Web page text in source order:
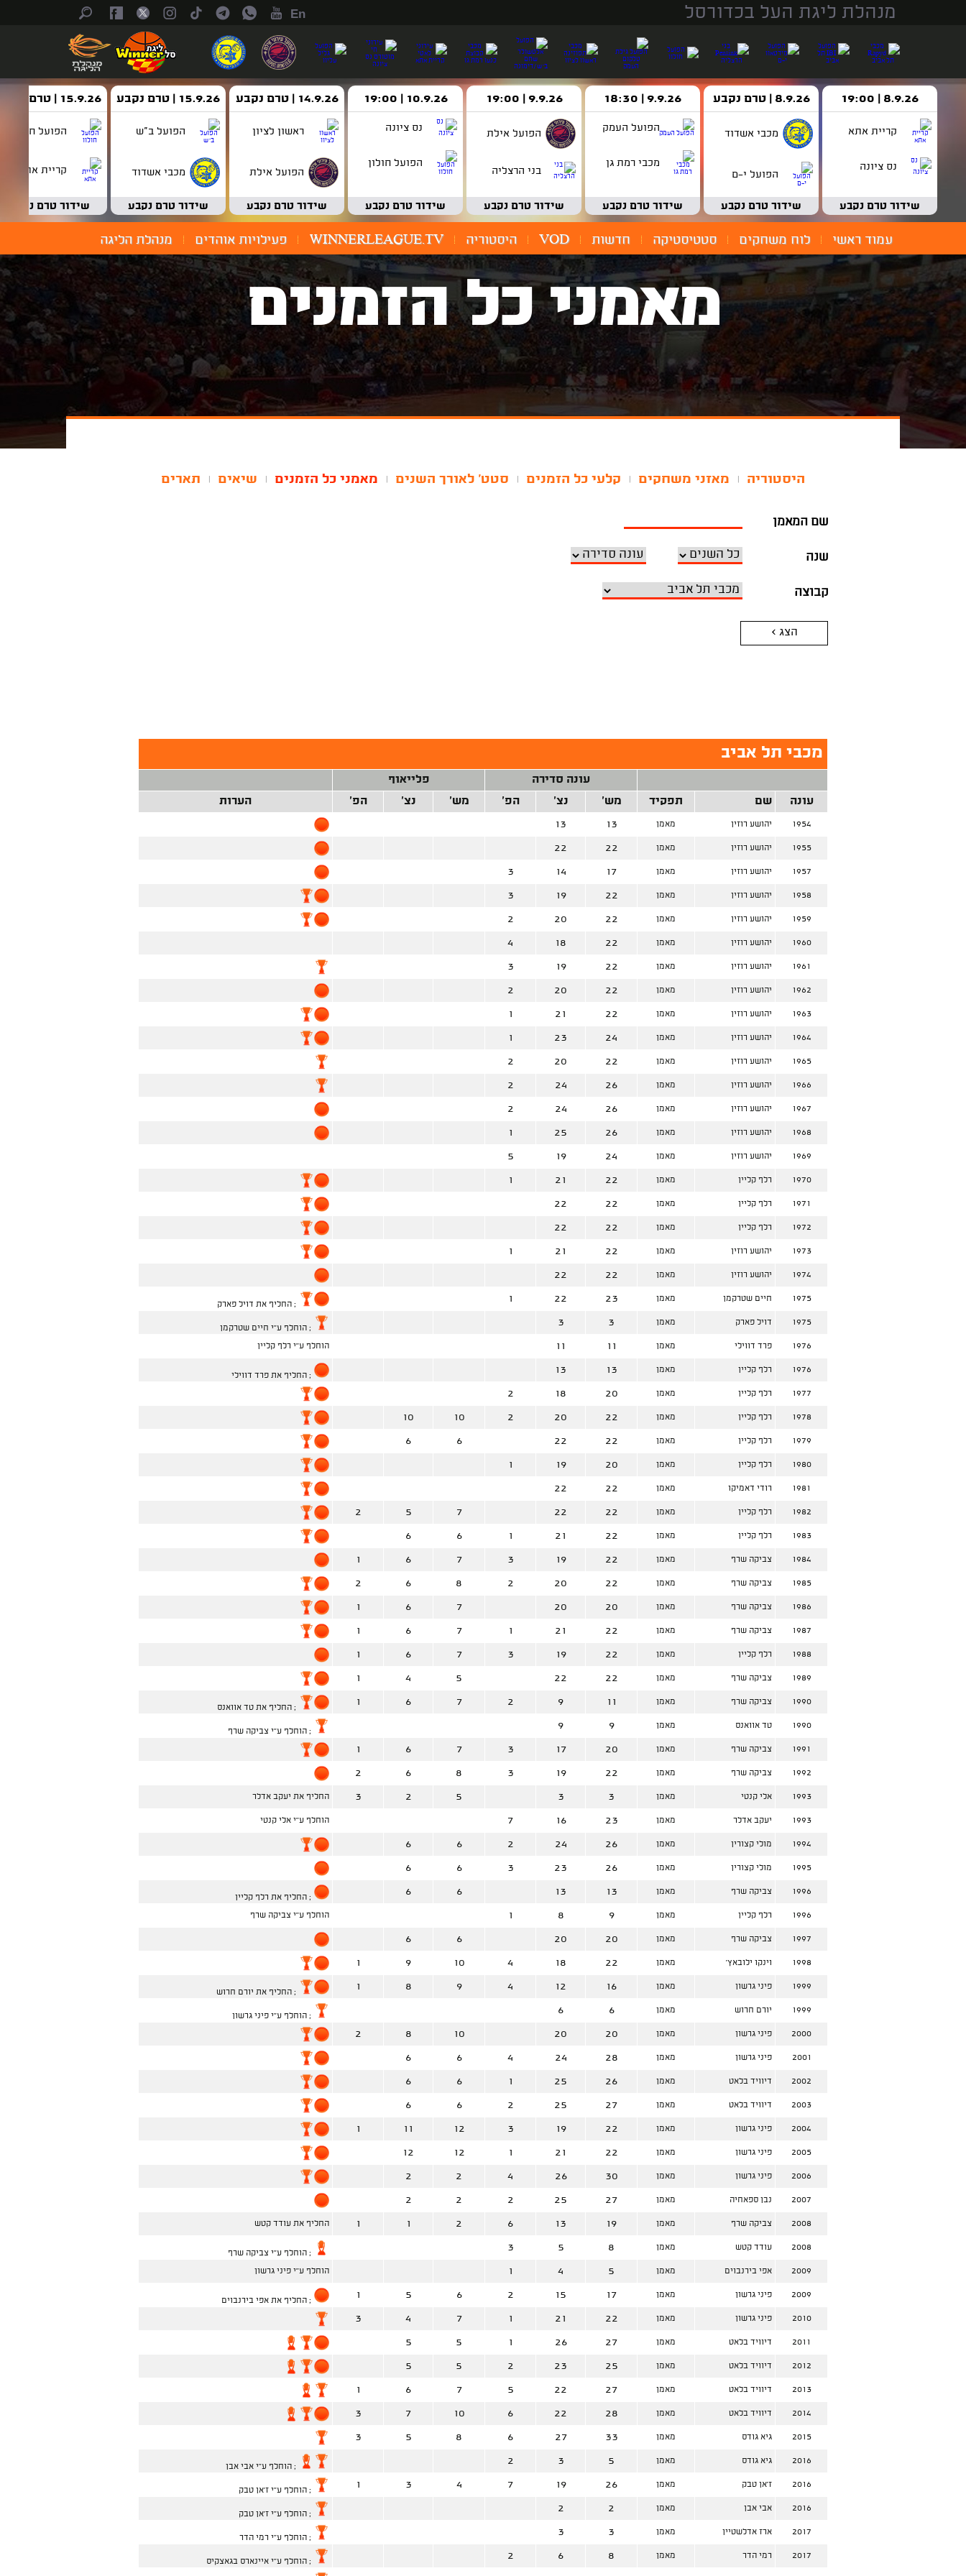
מנהלת ליגת העל בכדורסל En
8.9.26 | 19:00
קריית אתא
נס ציונה
שידור טרם נקבע
8.9.26 | טרם נקבע
מכבי אשדוד
הפועל י-ם
שידור טרם נקבע
9.9.26 | 18:30
הפועל העמק
מכבי רמת גן
שידור טרם נקבע
9.9.26 | 19:00
הפועל אילת
בני הרצליה
שידור טרם נקבע
10.9.26 | 19:00
נס ציונה
הפועל חולון
שידור טרם נקבע
14.9.26 | טרם נקבע
ראשון לציון
הפועל אילת
שידור טרם נקבע
15.9.26 | טרם נקבע
הפועל ב"ש
מכבי אשדוד
שידור טרם נקבע
15.9.26 | טרם נקבע
הפועל חולון
קריית אתא
שידור טרם נקבע
עמוד ראשי לוח משחקים סטטיסטיקה חדשות VOD היסטוריה WINNERLEAGUE.TV פעילויות אוהדים מנהלת הליגה
מאמני כל הזמנים
היסטוריה מאזני משחקים קלעי כל הזמנים סטט' לאורך השנים מאמני כל הזמנים שיאים תארים
שם המאמן
שנה
קבוצה
הצג >
מכבי תל אביב
עונה סדירה
פלייאוף
עונה
שם תפקיד מש' נצ' הפ' מש' נצ' הפ' הערות
1954 יהושע רוזין מאמן 13
13
1955 יהושע רוזין מאמן 22
22
1957 יהושע רוזין מאמן 17
14
3
1958 יהושע רוזין מאמן 22
19
3
1959 יהושע רוזין מאמן 22
20
2
1960 יהושע רוזין מאמן 22
18
4
1961 יהושע רוזין מאמן 22
19
3
1962 יהושע רוזין מאמן 22
20
2
1963 יהושע רוזין מאמן 22
21
1
1964 יהושע רוזין מאמן 24
23
1
1965 יהושע רוזין מאמן 22
20
2
1966 יהושע רוזין מאמן 26
24
2
1967 יהושע רוזין מאמן 26
24
2
1968 יהושע רוזין מאמן 26
25
1
1969 יהושע רוזין מאמן 24
19
5
1970 רלף קליין מאמן 22
21
1
1971 רלף קליין מאמן 22
22
1972 רלף קליין מאמן 22
22
1973 יהושע רוזין מאמן 22
21
1
1974 יהושע רוזין מאמן 22
22
1975 חיים שטרקמן מאמן 23
22
1 ; החליף את דויל פארק
1975 דויל פארק מאמן 3
3 ; הוחלף ע''י חיים שטרקמן
1976 פרד דווילי מאמן 11
11 הוחלף ע''י רלף קליין
1976 רלף קליין מאמן 13
13 ; החליף את פרד דווילי
1977 רלף קליין מאמן 20
18
2
1978 רלף קליין מאמן 22
20
2
10
10
1979 רלף קליין מאמן 22
22
6
6
1980 רלף קליין מאמן 20
19
1
1981 רודי דאמיקו מאמן 22
22
1982 רלף קליין מאמן 22
22
7
5
2
1983 רלף קליין מאמן 22
21
1
6
6
1984 צביקה שרף מאמן 22
19
3
7
6
1
1985 צביקה שרף מאמן 22
20
2
8
6
2
1986 צביקה שרף מאמן 20
20
7
6
1
1987 צביקה שרף מאמן 22
21
1
7
6
1
1988 רלף קליין מאמן 22
19
3
7
6
1
1989 צביקה שרף מאמן 22
22
5
4
1
1990 צביקה שרף מאמן 11
9
2
7
6
1 ; החליף את טד אוואנס
1990 טד אוואנס מאמן 9
9 ; הוחלף ע''י צביקה שרף
1991 צביקה שרף מאמן 20
17
3
7
6
1
1992 צביקה שרף מאמן 22
19
3
8
6
2
1993 אלי קנטי מאמן 3
3
5
2
3 החליף את יעקב אדלר
1993 יעקב אדלר מאמן 23
16
7 הוחלף ע''י אלי קנטי
1994 מולי קצורין מאמן 26
24
2
6
6
1995 מולי קצורין מאמן 26
23
3
6
6
1996 צביקה שרף מאמן 13
13
6
6 ; החליף את רלף קליין
1996 רלף קליין מאמן 9
8
1 הוחלף ע''י צביקה שרף
1997 צביקה שרף מאמן 20
20
6
6
1998 וינקו ילובאץ' מאמן 22
18
4
10
9
1
1999 פיני גרשון מאמן 16
12
4
9
8
1 ; החליף את יורם חרוש
1999 יורם חרוש מאמן 6
6 ; הוחלף ע''י פיני גרשון
2000 פיני גרשון מאמן 20
20
10
8
2
2001 פיני גרשון מאמן 28
24
4
6
6
2002 דיוויד בלאט מאמן 26
25
1
6
6
2003 דיוויד בלאט מאמן 27
25
2
6
6
2004 פיני גרשון מאמן 22
19
3
12
11
1
2005 פיני גרשון מאמן 22
21
1
12
12
2006 פיני גרשון מאמן 30
26
4
2
2
2007 נבן ספאחיה מאמן 27
25
2
2
2
2008 צביקה שרף מאמן 19
13
6
2
1
1 החליף את עודד קטש
2008 עודד קטש מאמן 8
5
3 ; הוחלף ע''י צביקה שרף
2009 אפי בירנבוים מאמן 5
4
1 הוחלף ע''י פיני גרשון
2009 פיני גרשון מאמן 17
15
2
6
5
1 ; החליף את אפי בירנבוים
2010 פיני גרשון מאמן 22
21
1
7
4
3
2011 דיוויד בלאט מאמן 27
26
1
5
5
2012 דיוויד בלאט מאמן 25
23
2
5
5
2013 דיוויד בלאט מאמן 27
22
5
7
6
1
2014 דיוויד בלאט מאמן 28
22
6
10
7
3
2015 גיא גודס מאמן 33
27
6
8
5
3
2016 גיא גודס מאמן 5
3
2 ; הוחלף ע''י אבי אבן
2016 ז'אן טבק מאמן 26
19
7
4
3
1 ; הוחלף ע''י ז'אן טבק
2016 אבי אבן מאמן 2
2 ; הוחלף ע''י ז'אן טבק
2017 ארז אדלשטיין מאמן 3
3 ; הוחלף ע''י רמי הדר
2017 רמי הדר מאמן 8
6
2 ; הוחלף ע''י איינארס בגאצקיס